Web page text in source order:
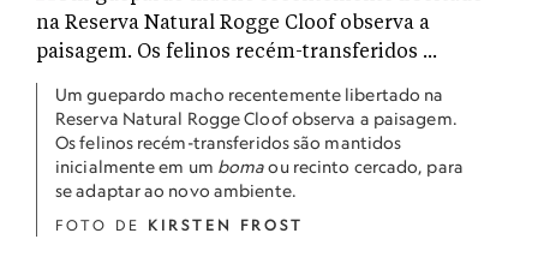
Um guepardo macho recentemente libertado na
Reserva Natural Rogge Cloof observa a paisagem.
Os felinos recém-transferidos são mantidos
inicialmente em um bomaou recinto cercado, para
se adaptar ao novo ambiente.
FOTO DE KIRSTEN FROST